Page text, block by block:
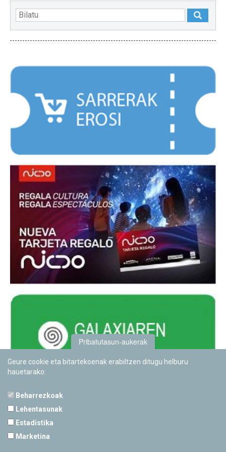
Pribatutasun-aukerak
Geure cookie eta bitartekoenak erabiltzen ditugu helburu
hauetarako:
Beharrezkoak
Lehentasunak
Estadistika
Marketina